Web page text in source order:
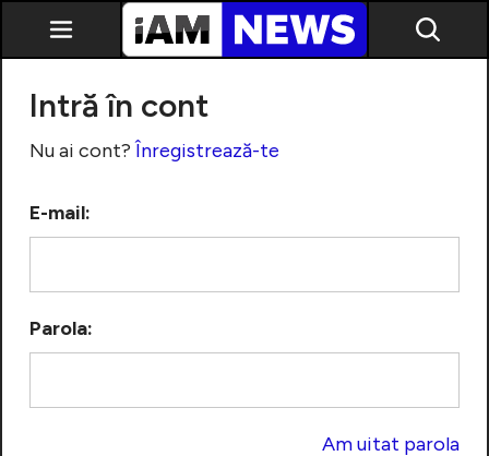
Intră în cont
Nu ai cont?Înregistrează-te
E-mail:
Parola:
Am uitat parola